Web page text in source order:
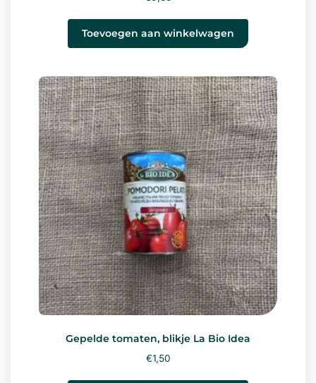
Toevoegen aan winkelwagen
Gepelde tomaten, blikje La Bio Idea
€1,50